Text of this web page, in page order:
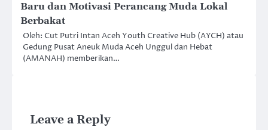
Baru dan Motivasi Perancang Muda Lokal
Berbakat
Oleh: Cut Putri Intan Aceh Youth Creative Hub (AYCH) atau
Gedung Pusat Aneuk Muda Aceh Unggul dan Hebat
(AMANAH) memberikan…
Leave a Reply